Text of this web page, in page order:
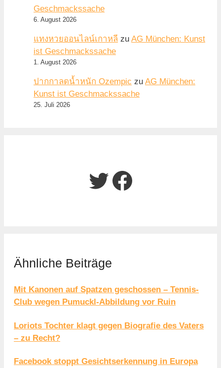
Geschmackssache
6. August 2026
แทงหวยออนไลน์เกาหลี zu AG München: Kunst
ist Geschmackssache
1. August 2026
ปากกาลดน้ำหนัก Ozempic zu AG München:
Kunst ist Geschmackssache
25. Juli 2026
Twitter
Facebook
Ähnliche Beiträge
Mit Kanonen auf Spatzen geschossen – Tennis-
Club wegen Pumuckl-Abbildung vor Ruin
Loriots Tochter klagt gegen Biografie des Vaters
– zu Recht?
Facebook stoppt Gesichtserkennung in Europa